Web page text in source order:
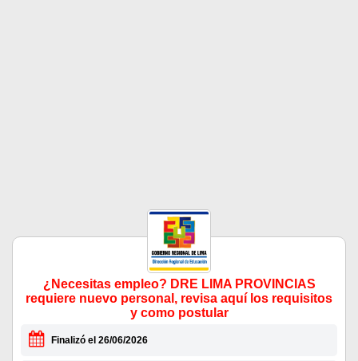
¿Necesitas empleo? DRE LIMA PROVINCIAS
requiere nuevo personal, revisa aquí los requisitos
y como postular
Finalizó el 26/06/2026